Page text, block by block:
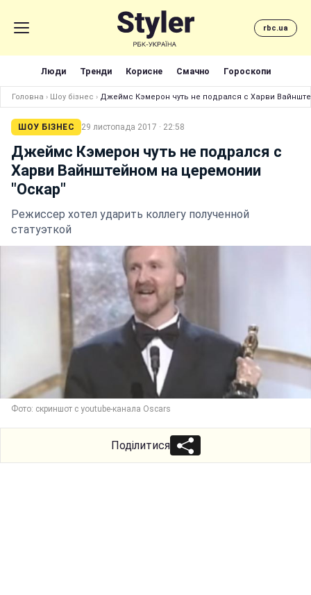
rbc.ua
Люди Тренди Корисне Смачно Гороскопи
Головна › Шоу бізнес › Джеймс Кэмерон чуть не подрался с Харви
ШОУ БІЗНЕС 29 листопада 2017 · 22:58
Джеймс Кэмерон чуть не подрался с
Харви Вайнштейном на церемонии
"Оскар"
Режиссер хотел ударить коллегу полученной
статуэткой
Фото: скриншот с youtube-канала Oscars
Поділитися